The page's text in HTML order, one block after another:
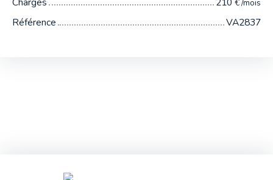
€ /mois
Référence VA2837